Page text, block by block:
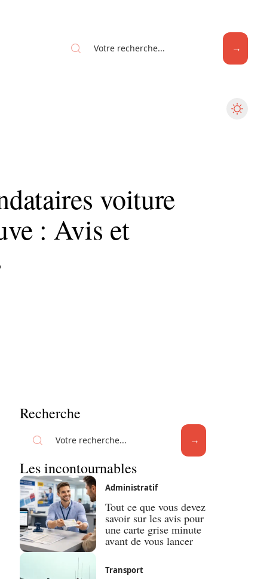
voiture
: Avis et
Recherche
Les incontournables
Administratif
Tout ce que vous devez
savoir sur les avis pour
une carte grise minute
avant de vous lancer
Transport